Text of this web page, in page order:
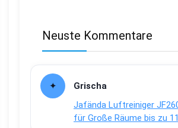
Neuste Kommentare
Grischa
Jafända Luftreiniger
für Große Räume bis zu